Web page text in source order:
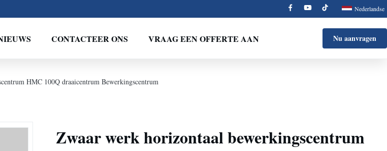
Nederlandse
CONTACTEER ONS VRAAG EEN OFFERTE AAN Nu aanvragen
HMC 100Q draaicentrum Bewerkingscentrum
Zwaar werk horizontaal bewerkingscentrum